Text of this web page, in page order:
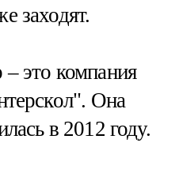
заходят.
это компания
Она
в 2012 году.